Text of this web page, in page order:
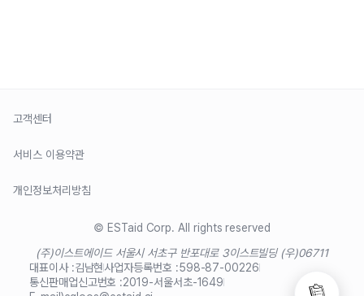
고객센터
서비스 이용약관
개인정보처리방침
© ESTaid Corp. All rights reserved
(주)이스트에이드 서울시 서초구 반포대로 3이스트빌딩 (우)06711
대표이사 :김남현사업자등록번호 :598-87-00226
통신판매업신고번호 :2019-서울서초-1649